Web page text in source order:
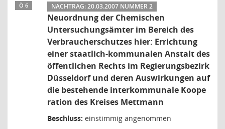
Ö 6 NACHTRAG: 20.03.2007 NUMMER 2
Neuordnung der Chemischen
Untersuchungsämter im Bereich des
Verbraucherschutzes hier: Errichtung
einer staatlich-kommunalen Anstalt des
öffentlichen Rechts im Regierungsbezirk
Düsseldorf und deren Auswirkungen auf
die bestehende interkommunale Koope
ration des Kreises Mettmann
Beschluss: einstimmig angenommen